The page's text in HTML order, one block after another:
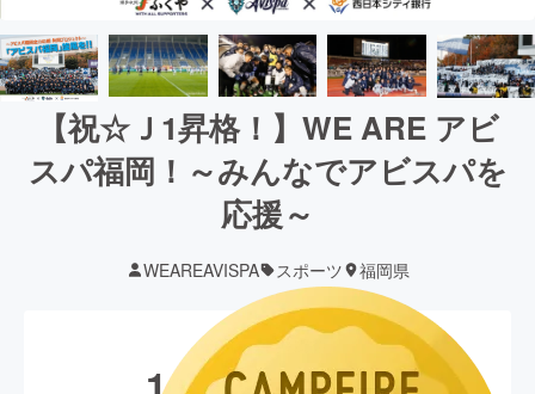
【祝☆Ｊ1昇格！】WE ARE アビ
スパ福岡！～みんなでアビスパを
応援～
WEAREAVISPA スポーツ 福岡県
現在の支援総額